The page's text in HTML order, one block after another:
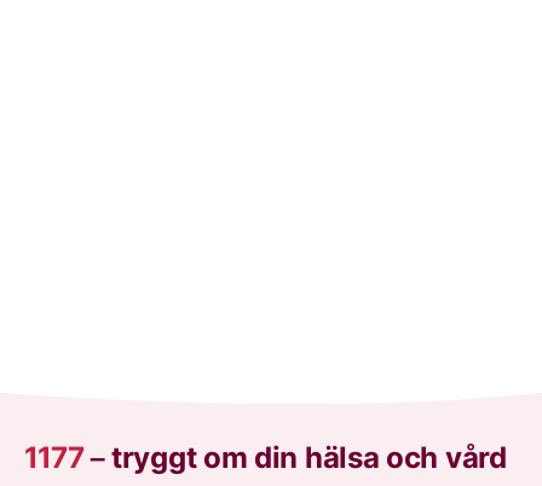
1177–tryggt om din hälsa och vård